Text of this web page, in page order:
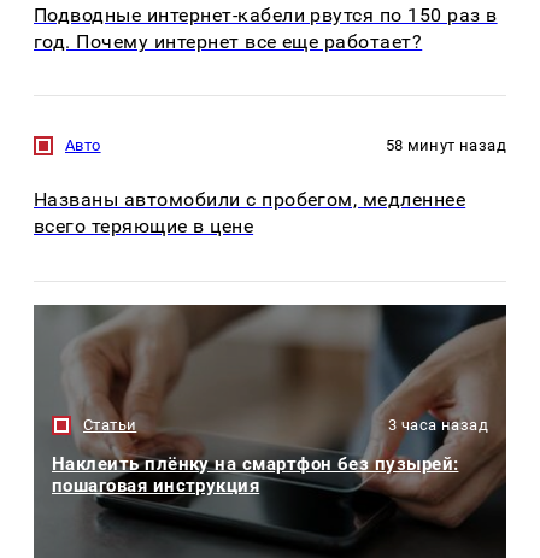
Подводные интернет-кабели рвутся по 150 раз в
год. Почему интернет все еще работает?
Авто 58 минут назад
Названы автомобили с пробегом, медленнее
всего теряющие в цене
Статьи 3 часа назад
Наклеить плёнку на смартфон без пузырей:
пошаговая инструкция